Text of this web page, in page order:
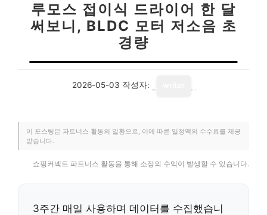
루모스 접이식 드라이어 한 달
써보니, BLDC 모터 저소음 초
경량
2026-05-03 작성자:
이 포스팅은 파트너스 활동의 일환으로, 이에 따른 일정액의 수수료를 제공
받습니다.
쇼핑커넥트 파트너스 활동을 통해 소정의 수익이 발생할 수 있습니다.
3주간 매일 사용하며 데이터를 수집했습니